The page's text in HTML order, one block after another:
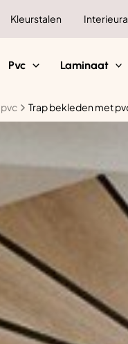
Kleurstalen
Pvc Laminaat
pvc Trap bekleden met